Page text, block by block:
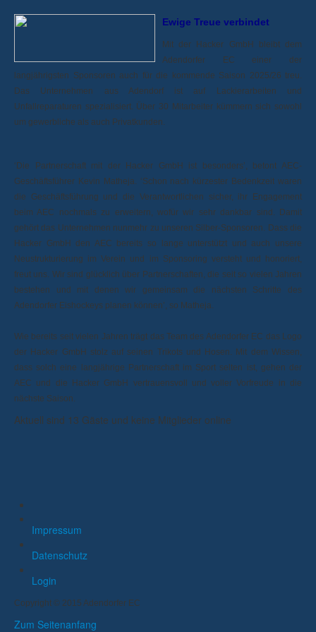
Ewige Treue verbindet
Mit der Hacker GmbH bleibt dem
Adendorfer EC einer der
langjährigsten Sponsoren auch für die kommende Saison 2025/26 treu.
Das Unternehmen aus Adendorf ist auf Lackierarbeiten und
Unfallreparaturen spezialisiert. Über 30 Mitarbeiter kümmern sich sowohl
um gewerbliche als auch Privatkunden.
‘Die Partnerschaft mit der Hacker GmbH ist besonders’, betont AEC-
Geschäftsführer Kevin Matheja. ‘Schon nach kürzester Bedenkzeit waren
die Geschäftsführung und die Verantwortlichen sicher, ihr Engagement
beim AEC nochmals zu erweitern, wofür wir sehr dankbar sind. Damit
gehört das Unternehmen nunmehr zu unseren Silber-Sponsoren. Dass die
Hacker GmbH den AEC bereits so lange unterstützt und auch unsere
Neustrukturierung im Verein und im Sponsoring versteht und honoriert,
freut uns. Wir sind glücklich über Partnerschaften, die seit so vielen Jahren
bestehen und mit denen wir gemeinsam die nächsten Schritte des
Adendorfer Eishockeys planen können’, so Matheja.
Wie bereits seit vielen Jahren trägt das Team des Adendorfer EC das Logo
der Hacker GmbH stolz auf seinen Trikots und Hosen. Mit dem Wissen,
dass solch eine langjährige Partnerschaft im Sport selten ist, gehen der
AEC und die Hacker GmbH vertrauensvoll und voller Vorfreude in die
nächste Saison.
Aktuell sind 13 Gäste und keine Mitglieder online
Impressum
Datenschutz
Login
Copyright © 2015 Adendorfer EC
Zum Seitenanfang